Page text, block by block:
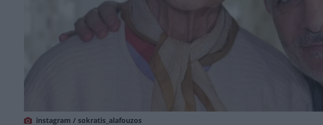
instagram / sokratis_alafouzos